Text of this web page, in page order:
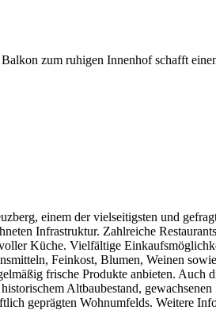
zum ruhigen Innenhof schafft
einem der vielseitigsten und
Infrastruktur. Zahlreiche
Küche. Vielfältige
Feinkost, Blumen, Weinen
frische Produkte anbieten. Auch
Altbaubestand,
geprägten Wohnumfelds. Weitere